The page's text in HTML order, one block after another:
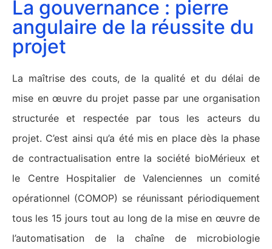
La gouvernance : pierre
angulaire de la réussite du
projet
La maîtrise des couts, de la qualité et du délai de
mise en œuvre du projet passe par une organisation
structurée et respectée par tous les acteurs du
projet. C’est ainsi qu’a été mis en place dès la phase
de contractualisation entre la société bioMérieux et
le Centre Hospitalier de Valenciennes un comité
opérationnel (COMOP) se réunissant périodiquement
tous les 15 jours tout au long de la mise en œuvre de
l’automatisation de la chaîne de microbiologie